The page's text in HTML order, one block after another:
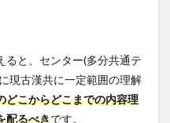
ると、センター(多分共通テ
現古漢共に一定範囲の理解
どこからどこまでの内容理
配るべきです。